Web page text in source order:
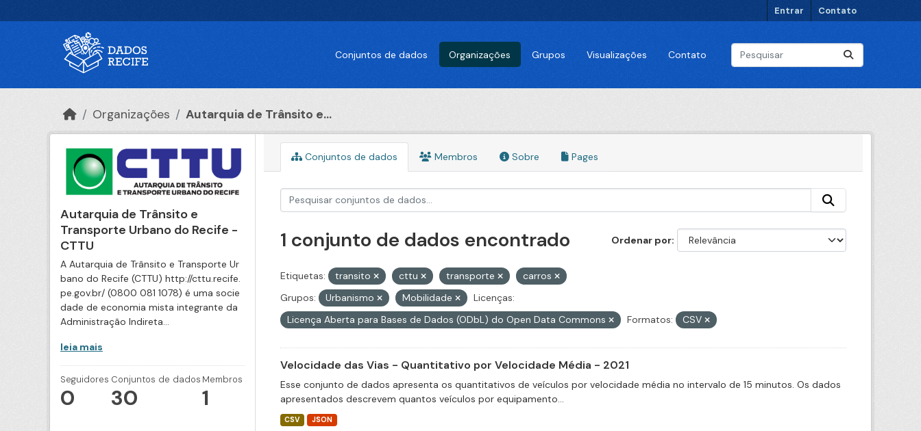
Entrar Contato
Conjuntos de dados Organizações Grupos Visualizações Contato
Organizações Autarquia de Trânsito e...
Autarquia de Trânsito e
Transporte Urbano do Recife -
CTTU
A Autarquia de Trânsito e Transporte Ur
bano do Recife (CTTU) http://cttu.recife.
pe.gov.br/ (0800 081 1078) é uma socie
dade de economia mista integrante da
Administração Indireta...
leia mais
Seguidores
0
Conjuntos de dados
30
Membros
1
Conjuntos de dados Membros Sobre Pages
Ordenar por
1 conjunto de dados encontrado
Etiquetas: transito cttu transporte
carros
Grupos:
Urbanismo Mobilidade
Licenças:
Licença Aberta para Bases de Dados (ODbL) do Open Data Commons
Formatos: CSV
Velocidade das Vias - Quantitativo por Velocidade Média - 2021
Esse conjunto de dados apresenta os quantitativos de veículos por velocidade média no intervalo de 15 minutos. Os dados
apresentados descrevem quantos veículos por equipamento...
CSV JSON